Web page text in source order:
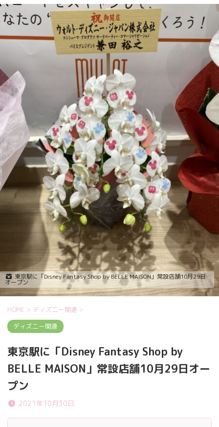
進
込
低調。新水族園の建設の影響もあって
か、カブトムシ・クワガタの確認情報
はかなり減りましたが、カブトムシ・
ノコギリクワガタの情報がありまし
た。しかし、かなり個体数が減少して
いると思われます。 2025年3月28日
冬眠していたコクワガタ全員が目覚め
ました!! 2025年2月17日 冬眠してい
たコクワガタ♂が目覚めました!! 昆虫ゼ
リーを吸って ...
れか
をイ
ライ
30分
り畑
Sun
口前
夜）
東京駅に「Disney Fantasy Shop by BELLE MAISON」常設店舗10月29日
オープン
HOME > ディズニー関連 >
ディズニー関連
東京駅に「Disney Fantasy Shop by
BELLE MAISON」常設店舗10月29日オー
プン
2021年10月30日